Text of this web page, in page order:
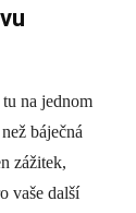
na jednom
báječná
zážitek,
vaše další